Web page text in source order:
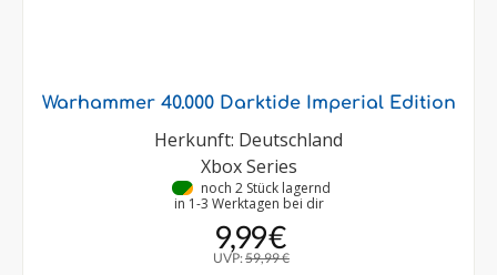
Warhammer 40.000 Darktide Imperial Edition
Herkunft: Deutschland
Xbox Series
noch 2 Stück lagernd
in 1-3 Werktagen bei dir
9,99 €
UVP:59,99 €